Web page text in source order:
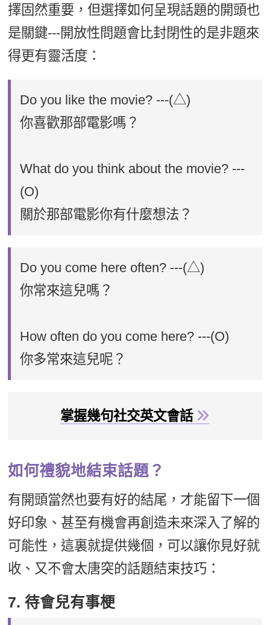
擇固然重要，但選擇如何呈現話題的開頭也
是關鍵---開放性問題會比封閉性的是非題來
得更有靈活度：
Do you like the movie? ---(△)
你喜歡那部電影嗎？
What do you think about the movie? ---
(O)
關於那部電影你有什麼想法？
Do you come here often? ---(△)
你常來這兒嗎？
How often do you come here? ---(O)
你多常來這兒呢？
掌握幾句社交英文會話
如何禮貌地結束話題？
有開頭當然也要有好的結尾，才能留下一個
好印象、甚至有機會再創造未來深入了解的
可能性，這裏就提供幾個，可以讓你見好就
收、又不會太唐突的話題結束技巧：
7. 待會兒有事梗